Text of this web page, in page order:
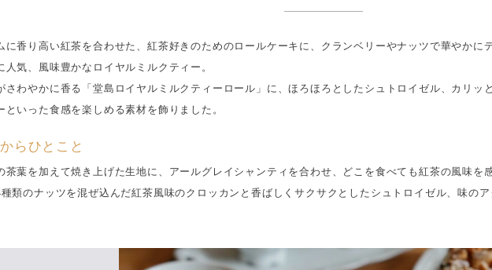
に香り高い紅茶を合わせた、紅茶好きのためのロールケーキに、クランベリーやナッツで華やかに
人気、風味豊かなロイヤルミルクティー。
さわやかに香る「堂島ロイヤルミルクティーロール」に、ほろほろとしたシュトロイゼル、カリッ
といった食感を楽しめる素材を飾りました。
らひとこと
茶葉を加えて焼き上げた生地に、アールグレイシャンティを合わせ、どこを食べても紅茶の風味を
類のナッツを混ぜ込んだ紅茶風味のクロッカンと香ばしくサクサクとしたシュトロイゼル、味の